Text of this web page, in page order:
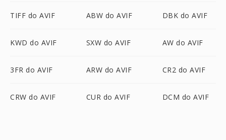
TIFF do AVIF ABW do AVIF DBK do AVIF
KWD do AVIF SXW do AVIF AW do AVIF
3FR do AVIF ARW do AVIF CR2 do AVIF
CRW do AVIF CUR do AVIF DCM do AVIF